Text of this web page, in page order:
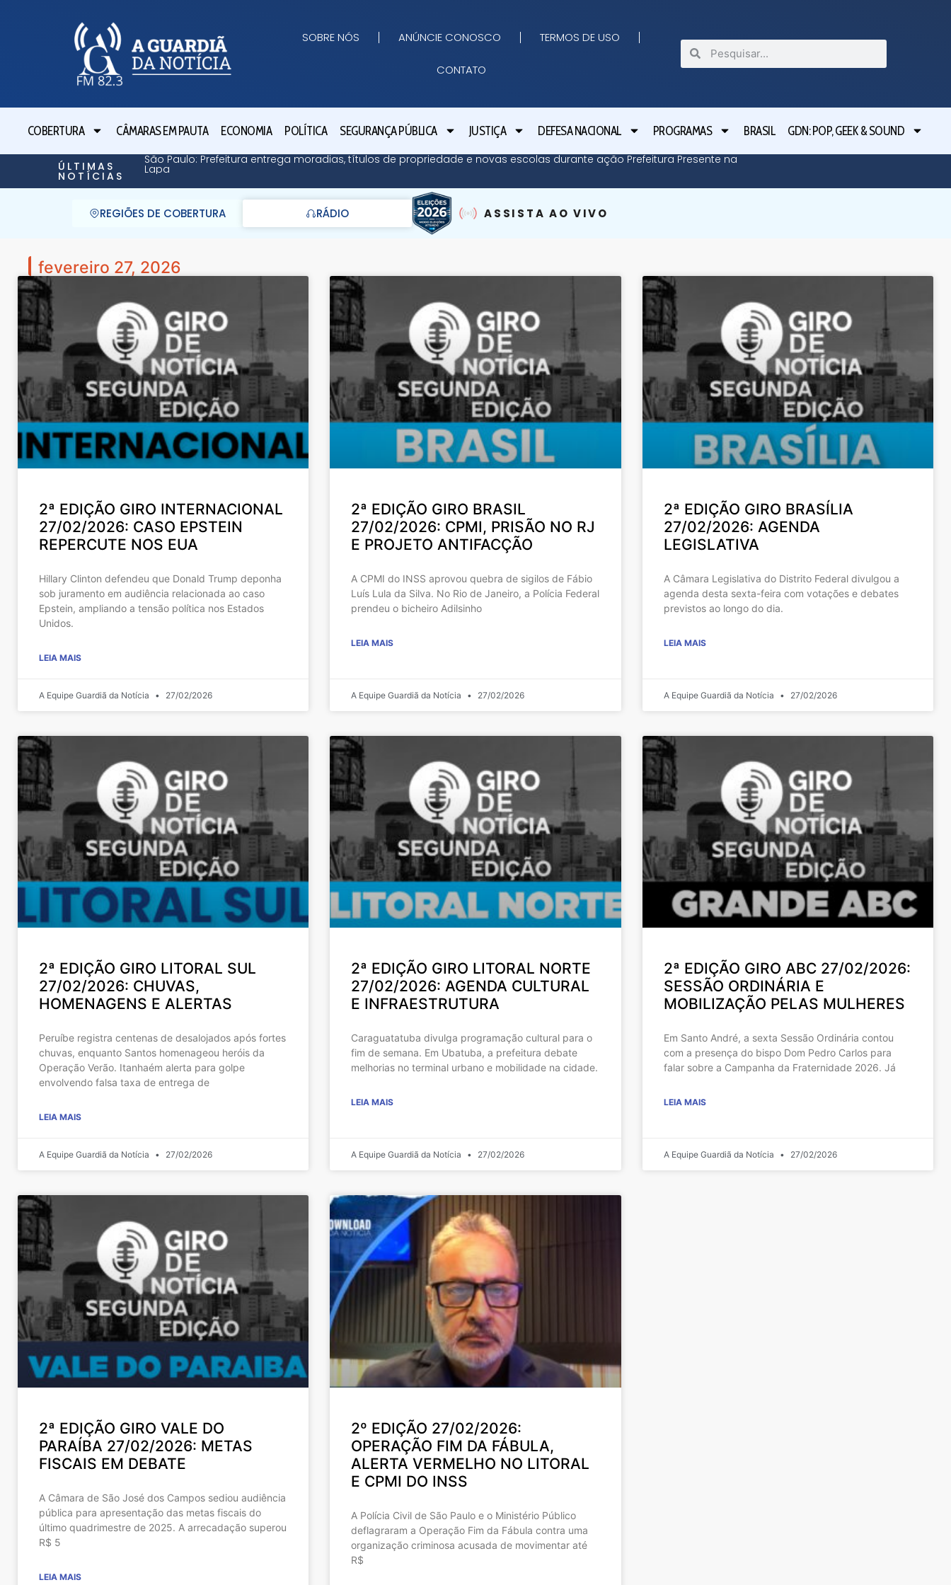
SOBRE NÓS ANÚNCIE CONOSCO TERMOS DE USO
CONTATO
COBERTURA CÂMARAS EM PAUTA ECONOMIA POLÍTICA SEGURANÇA PÚBLICA JUSTIÇA DEFESA NACIONAL PROGRAMAS BRASIL GDN: POP, GEEK & SOUND
ÚLTIMAS
NOTÍCIAS
São Paulo: Prefeitura entrega moradias, títulos de propriedade e novas escolas durante ação Prefeitura Presente na
Lapa
REGIÕES DE COBERTURA RÁDIO ASSISTA AO VIVO
fevereiro 27, 2026
2ª EDIÇÃO GIRO INTERNACIONAL
27/02/2026: CASO EPSTEIN
REPERCUTE NOS EUA
Hillary Clinton defendeu que Donald Trump deponha
sob juramento em audiência relacionada ao caso
Epstein, ampliando a tensão política nos Estados
Unidos.
LEIA MAIS
A Equipe Guardiã da Notícia 27/02/2026
2ª EDIÇÃO GIRO BRASIL
27/02/2026: CPMI, PRISÃO NO RJ
E PROJETO ANTIFACÇÃO
A CPMI do INSS aprovou quebra de sigilos de Fábio
Luís Lula da Silva. No Rio de Janeiro, a Polícia Federal
prendeu o bicheiro Adilsinho
LEIA MAIS
A Equipe Guardiã da Notícia 27/02/2026
2ª EDIÇÃO GIRO BRASÍLIA
27/02/2026: AGENDA
LEGISLATIVA
A Câmara Legislativa do Distrito Federal divulgou a
agenda desta sexta-feira com votações e debates
previstos ao longo do dia.
LEIA MAIS
A Equipe Guardiã da Notícia 27/02/2026
2ª EDIÇÃO GIRO LITORAL SUL
27/02/2026: CHUVAS,
HOMENAGENS E ALERTAS
Peruíbe registra centenas de desalojados após fortes
chuvas, enquanto Santos homenageou heróis da
Operação Verão. Itanhaém alerta para golpe
envolvendo falsa taxa de entrega de
LEIA MAIS
A Equipe Guardiã da Notícia 27/02/2026
2ª EDIÇÃO GIRO LITORAL NORTE
27/02/2026: AGENDA CULTURAL
E INFRAESTRUTURA
Caraguatatuba divulga programação cultural para o
fim de semana. Em Ubatuba, a prefeitura debate
melhorias no terminal urbano e mobilidade na cidade.
LEIA MAIS
A Equipe Guardiã da Notícia 27/02/2026
2ª EDIÇÃO GIRO ABC 27/02/2026:
SESSÃO ORDINÁRIA E
MOBILIZAÇÃO PELAS MULHERES
Em Santo André, a sexta Sessão Ordinária contou
com a presença do bispo Dom Pedro Carlos para
falar sobre a Campanha da Fraternidade 2026. Já
LEIA MAIS
A Equipe Guardiã da Notícia 27/02/2026
2ª EDIÇÃO GIRO VALE DO
PARAÍBA 27/02/2026: METAS
FISCAIS EM DEBATE
A Câmara de São José dos Campos sediou audiência
pública para apresentação das metas fiscais do
último quadrimestre de 2025. A arrecadação superou
R$ 5
LEIA MAIS
2º EDIÇÃO 27/02/2026:
OPERAÇÃO FIM DA FÁBULA,
ALERTA VERMELHO NO LITORAL
E CPMI DO INSS
A Polícia Civil de São Paulo e o Ministério Público
deflagraram a Operação Fim da Fábula contra uma
organização criminosa acusada de movimentar até
R$